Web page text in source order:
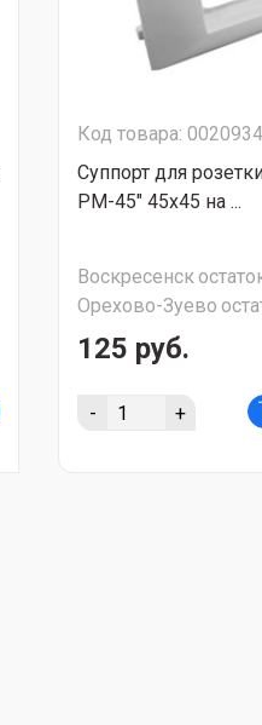
Код товара:
Суппорт для
PM-45" 45х45 на ...
Воскресенск
Орехово-Зуево
125 руб.
- +